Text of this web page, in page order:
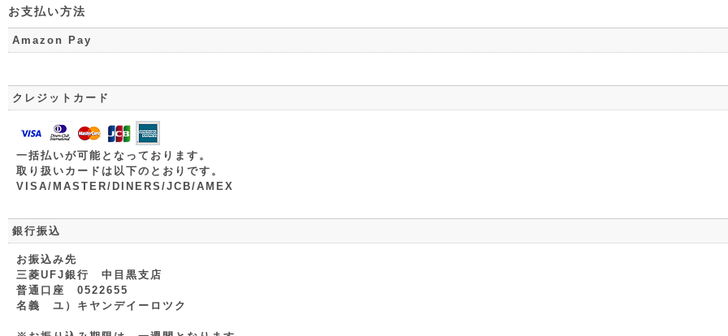
お支払い方法
Amazon Pay
クレジットカード
一括払いが可能となっております。
取り扱いカードは以下のとおりです。
VISA/MASTER/DINERS/JCB/AMEX
銀行振込
お振込み先
三菱UFJ銀行 中目黒支店
普通口座 0522655
名義 ユ）キヤンデイーロツク